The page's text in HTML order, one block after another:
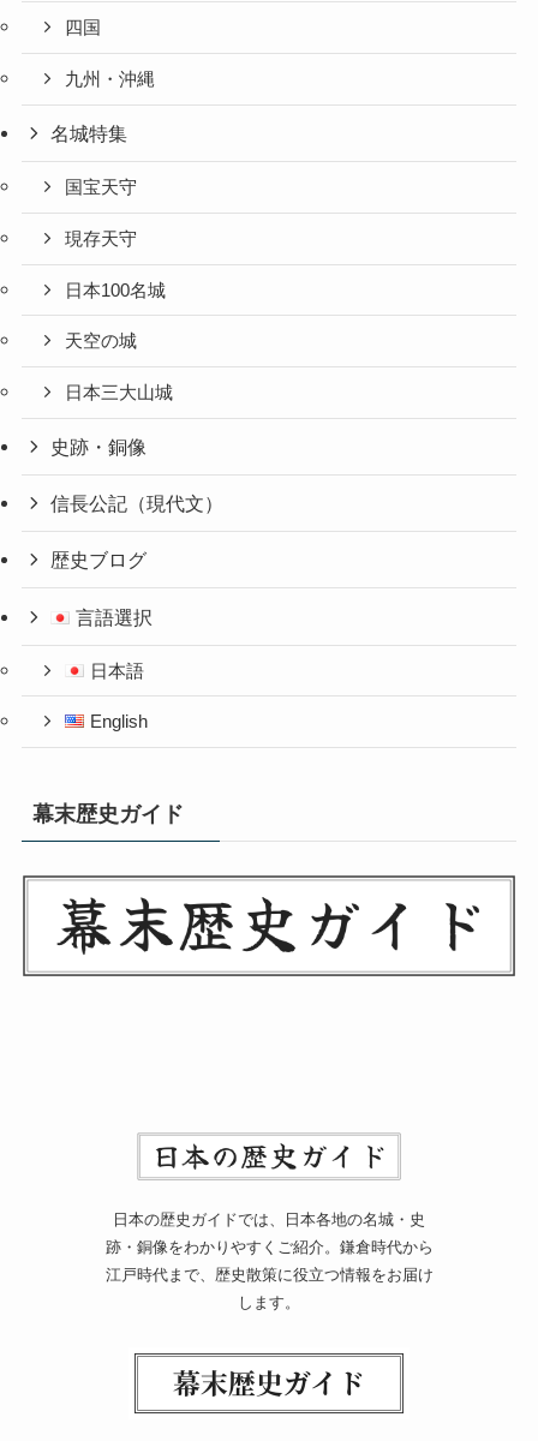
四国
九州・沖縄
名城特集
国宝天守
現存天守
日本100名城
天空の城
日本三大山城
史跡・銅像
信長公記（現代文）
歴史ブログ
言語選択
日本語
English
幕末歴史ガイド
日本の歴史ガイドでは、日本各地の名城・史
跡・銅像をわかりやすくご紹介。鎌倉時代から
江戸時代まで、歴史散策に役立つ情報をお届け
します。